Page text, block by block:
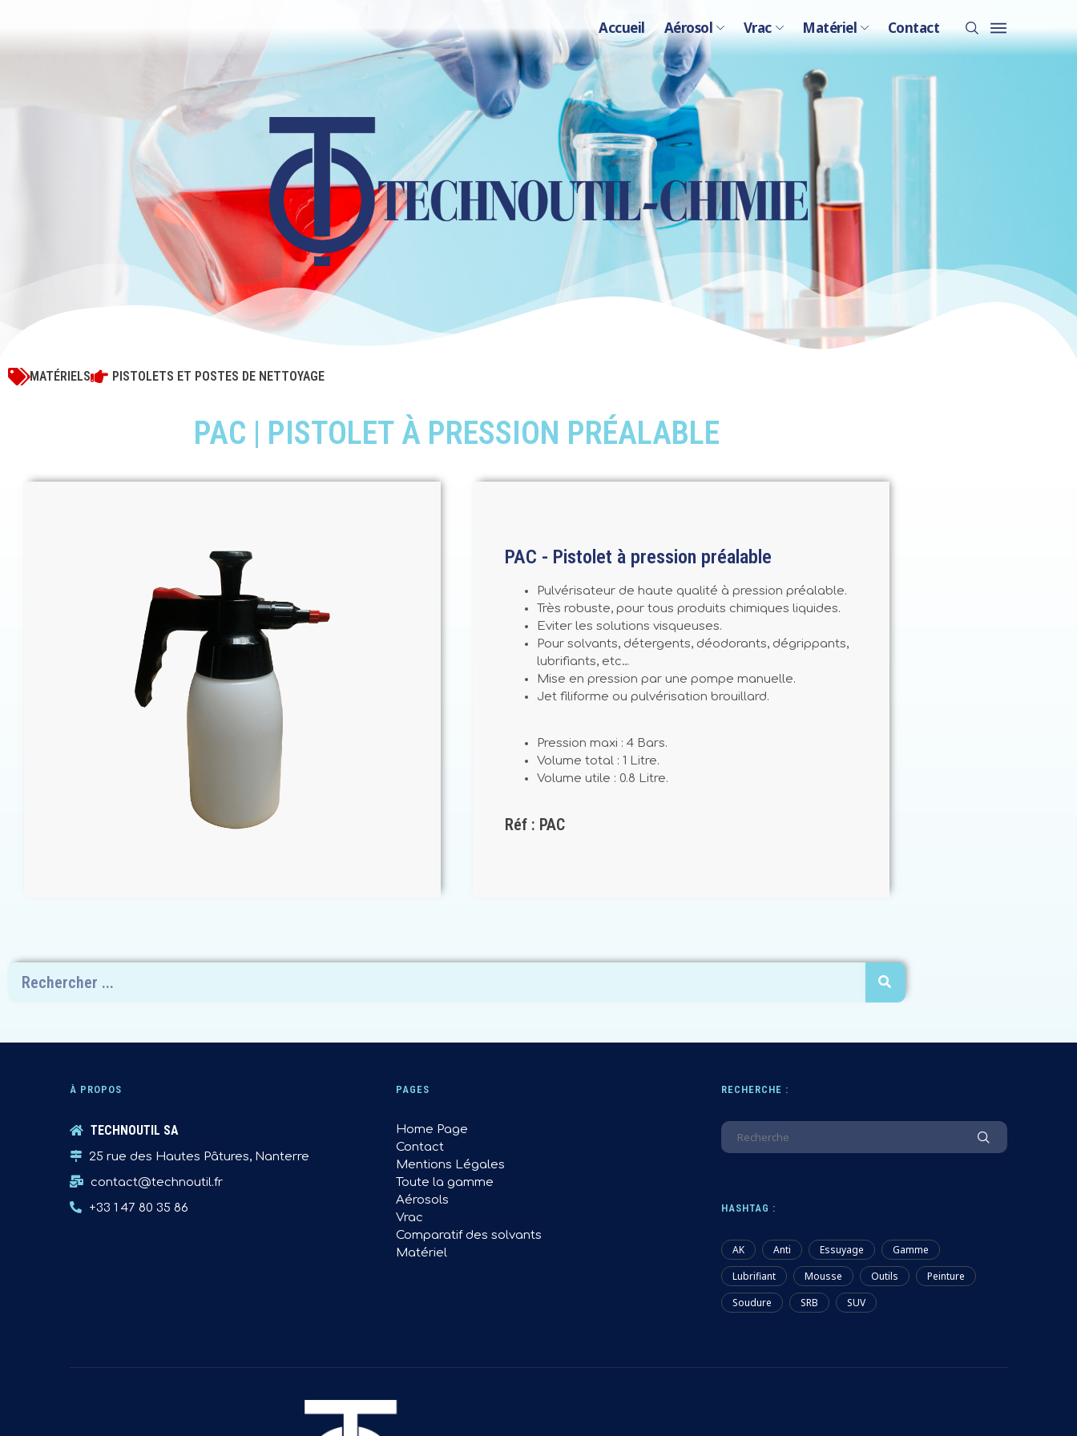
Accueil Aérosol Vrac Matériel Contact
MATÉRIELS PISTOLETS ET POSTES DE NETTOYAGE
PAC | PISTOLET À PRESSION PRÉALABLE
PAC - Pistolet à pression préalable
Pulvérisateur de haute qualité à pression préalable.
Très robuste, pour tous produits chimiques liquides.
Eviter les solutions visqueuses.
Pour solvants, détergents, déodorants, dégrippants,
lubrifiants, etc…
Mise en pression par une pompe manuelle.
Jet filiforme ou pulvérisation brouillard.
Pression maxi : 4 Bars.
Volume total : 1 Litre.
Volume utile : 0.8 Litre.
Réf : PAC
À PROPOS
TECHNOUTIL SA
25 rue des Hautes Pâtures, Nanterre
contact@technoutil.fr
+33 1 47 80 35 86
PAGES
Home Page
Contact
Mentions Légales
Toute la gamme
Aérosols
Vrac
Comparatif des solvants
Matériel
RECHERCHE :
HASHTAG :
AK Anti Essuyage
Gamme
Lubrifiant
Mousse Outils
Peinture
Soudure
SRB SUV